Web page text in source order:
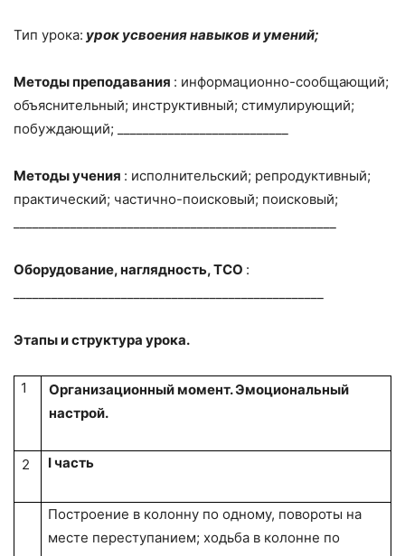
Тип урока: урок усвоения навыков и умений;
Методы преподавания : информационно-сообщающий;
объяснительный; инструктивный; стимулирующий;
побуждающий; ___________________________
Методы учения : исполнительский; репродуктивный;
практический; частично-поисковый; поисковый;
Оборудование, наглядность, ТСО :
Этапы и структура урока.
1
Организационный момент. Эмоциональный
настрой.
2 Iчасть
Построение в колонну по одному, повороты на
месте переступанием; ходьба в колонне по